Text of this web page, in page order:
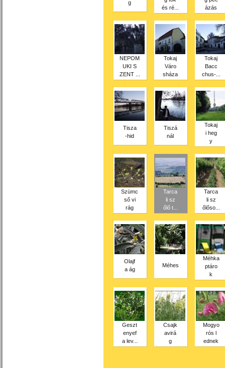
g
és ré...
ázás
NEPOM
UKI S
ZENT ...
Tokaj
Váro
sháza
Tokaj
Bacc
chus-...
Tisza
-hid
Tiszá
nál
Tokaj
i heg
y
Szümc
ső vi
rág
Tarca
li sz
őlő t...
Tarca
li sz
őlőso...
Olajf
a ág
Méhes
Méhka
ptáro
k
Geszt
enyef
a lev...
Csajk
avirá
g
Mogyo
rós l
ednek